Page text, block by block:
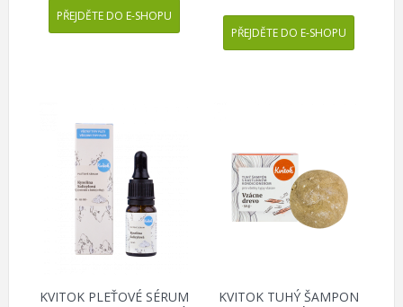
PŘEJDĚTE DO E-SHOPU
PŘEJDĚTE DO E-SHOPU
KVITOK PLEŤOVÉ SÉRUM
KVITOK TUHÝ ŠAMPON